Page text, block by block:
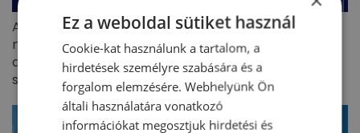
A CEE kereskedelmiingatlan-befektetési piac 5,8
milliárd eurós forgalmat ért el 2026 első félévében –
a befektetők visszatértek, de jóval szelektívebb
stratégiával
Ez a weboldal sütiket használ
Cookie-kat használunk a tartalom, a
hirdetések személyre szabására és a
forgalom elemzésére. Webhelyünk Ön
általi használatára vonatkozó
információkat megosztjuk hirdetési és